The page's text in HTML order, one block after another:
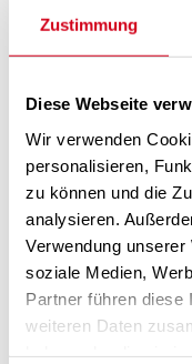
Zustimmung
Diese Webseite
Wir verwenden
personalisieren,
zu können und die
analysieren.
Verwendung
soziale Medien,
Partner führen diese
weiteren Daten
Tel: +43 (0)463 32769
Mail:
Pichlerluft Über uns
Planer, Architekten,
Planer,